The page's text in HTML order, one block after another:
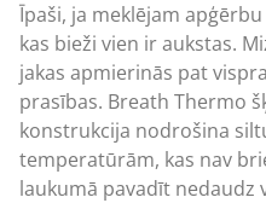
Īpaši, ja meklējam
kas bieži vien ir aukstas.
jakas apmierinās pat
prasības. Breath Thermo
konstrukcija nodrošina
temperatūrām, kas nav
laukumā pavadīt nedaudz